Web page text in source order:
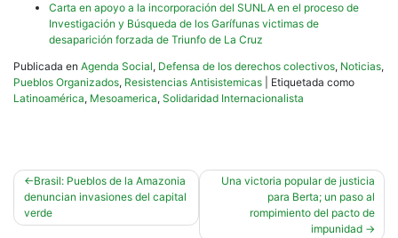
Carta en apoyo a la incorporación del SUNLA en el proceso de
Investigación y Búsqueda de los Garífunas victimas de
desaparición forzada de Triunfo de La Cruz
Publicada en Agenda Social, Defensa de los derechos colectivos, Noticias,
Pueblos Organizados, Resistencias Antisistemicas
Etiquetada como
Latinoamérica, Mesoamerica, Solidaridad Internacionalista
Navegación
de
Brasil: Pueblos de la Amazonia
denuncian invasiones del capital
verde
Una victoria popular de justicia
para Berta; un paso al
rompimiento del pacto de
impunidad